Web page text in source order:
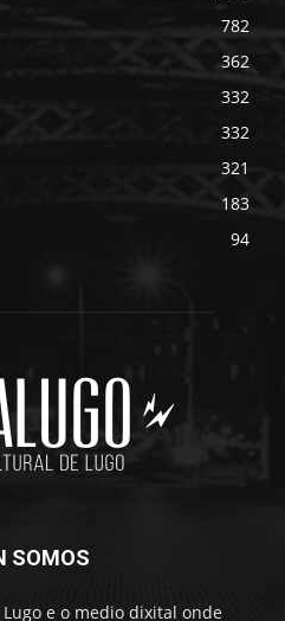
782
362
332
332
321
183
94
SOMOS
e o medio dixital onde